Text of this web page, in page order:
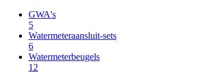
GWA's
5
Watermeteraansluit-sets
6
Watermeterbeugels
12